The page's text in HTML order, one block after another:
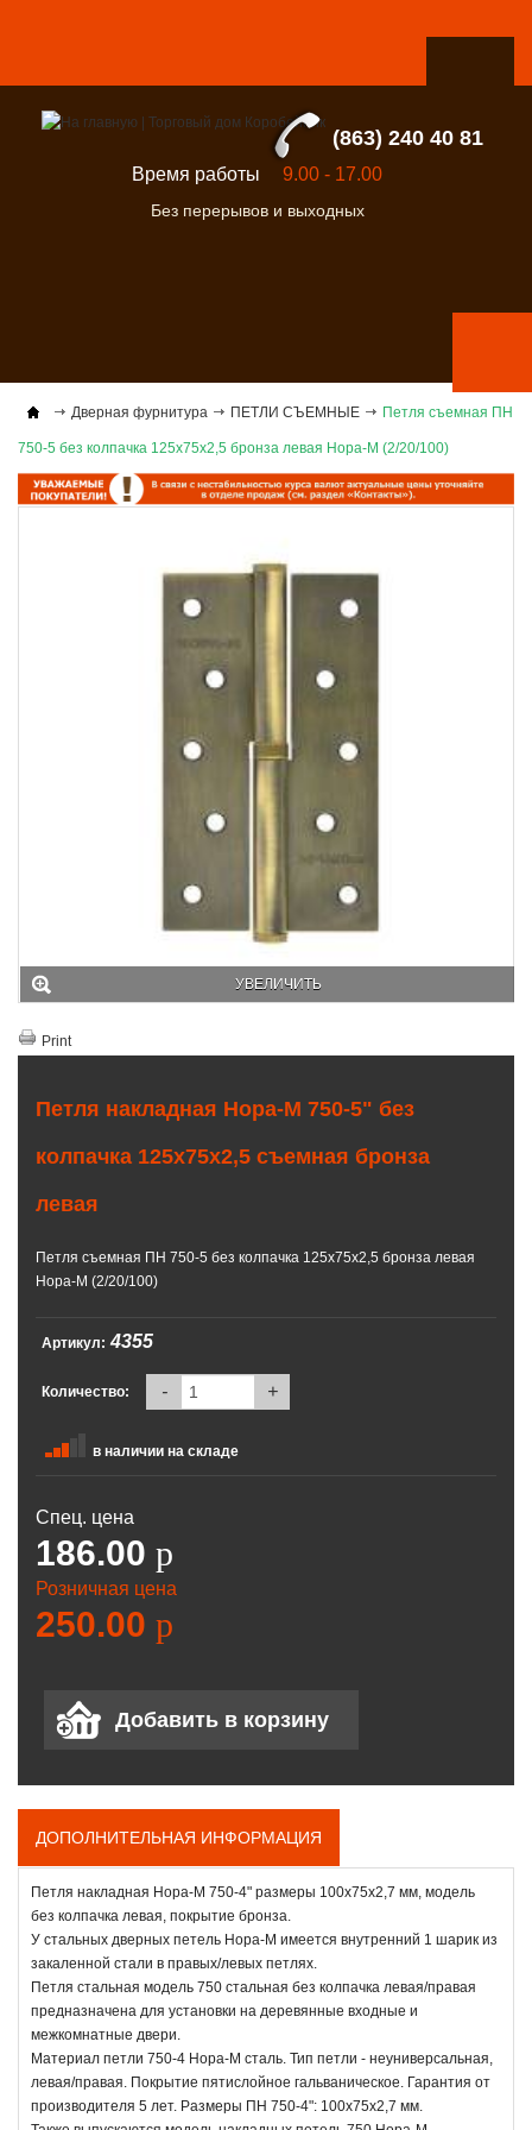
(863) 240 40 81
Время работы 9.00 - 17.00
Без перерывов и выходных
Дверная фурнитура ПЕТЛИ СЪЕМНЫЕ Петля съемная ПН
750-5 без колпачка 125х75х2,5 бронза левая Нора-М (2/20/100)
УВЕЛИЧИТЬ
Print
Петля накладная Нора-М 750-5" без
колпачка 125х75х2,5 съемная бронза
левая
Петля съемная ПН 750-5 без колпачка 125х75х2,5 бронза левая
Нора-М (2/20/100)
Артикул: 4355
Количество: - +
в наличии на складе
Спец. цена
186.00 p
Розничная цена
250.00 p
ДОПОЛНИТЕЛЬНАЯ ИНФОРМАЦИЯ
Петля накладная Нора-М 750-4" размеры 100х75х2,7 мм, модель
без колпачка левая, покрытие бронза.
У стальных дверных петель Нора-М имеется внутренний 1 шарик из
закаленной стали в правых/левых петлях.
Петля стальная модель 750 стальная без колпачка левая/правая
предназначена для установки на деревянные входные и
межкомнатные двери.
Материал петли 750-4 Нора-М сталь. Тип петли - неуниверсальная,
левая/правая. Покрытие пятислойное гальваническое. Гарантия от
производителя 5 лет. Размеры ПН 750-4": 100x75х2,7 мм.